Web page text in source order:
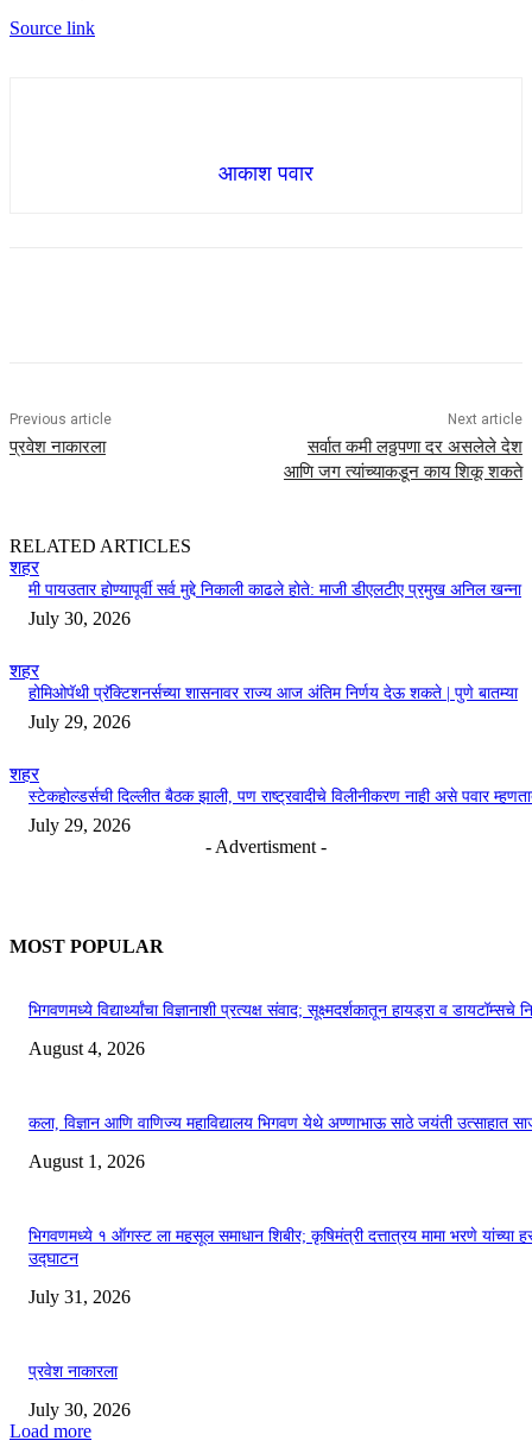
Source link
आकाश पवार
Previous article
प्रवेश नाकारला
Next article
सर्वात कमी लठ्ठपणा दर असलेले देश
आणि जग त्यांच्याकडून काय शिकू शकते
RELATED ARTICLES
शहर
मी पायउतार होण्यापूर्वी सर्व मुद्दे निकाली काढले होते: माजी डीएलटीए प्रमुख अनिल खन्ना
July 30, 2026
शहर
होमिओपॅथी प्रॅक्टिशनर्सच्या शासनावर राज्य आज अंतिम निर्णय देऊ शकते | पुणे बातम्या
July 29, 2026
शहर
स्टेकहोल्डर्सची दिल्लीत बैठक झाली, पण राष्ट्रवादीचे विलीनीकरण नाही असे पवार
July 29, 2026
- Advertisment -
MOST POPULAR
भिगवणमध्ये विद्यार्थ्यांचा विज्ञानाशी प्रत्यक्ष संवाद; सूक्ष्मदर्शकातून हायड्रा व डायटॉम्सचे
August 4, 2026
कला, विज्ञान आणि वाणिज्य महाविद्यालय भिगवण येथे अण्णाभाऊ साठे जयंती उत्साहात
August 1, 2026
भिगवणमध्ये १ ऑगस्ट ला महसूल समाधान शिबीर; कृषिमंत्री दत्तात्रय मामा भरणे यांच्या
उद्घाटन
July 31, 2026
प्रवेश नाकारला
July 30, 2026
Load more